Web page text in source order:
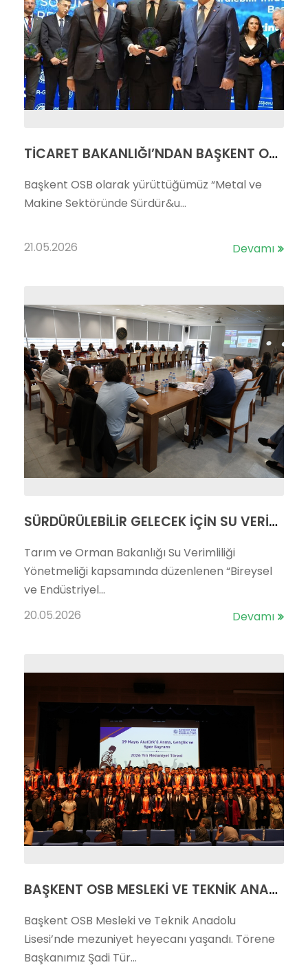
TİCARET BAKANLIĞI’NDAN BAŞKENT OSB’YE ÖDÜL
Başkent OSB olarak yürüttüğümüz “Metal ve
Makine Sektöründe Sürdür&u...
21.05.2026 Devamı
SÜRDÜRÜLEBİLİR GELECEK İÇİN SU VERİMLİLİĞİ EĞİTİMİ
Tarım ve Orman Bakanlığı Su Verimliliği
Yönetmeliği kapsamında düzenlenen “Bireysel
ve Endüstriyel...
20.05.2026
Devamı
BAŞKENT OSB MESLEKİ VE TEKNİK ANADOLU LİSESİ’NDE MEZUNİYET COŞKUSU
Başkent OSB Mesleki ve Teknik Anadolu
Lisesi’nde mezuniyet heyecanı yaşandı. Törene
Başkanımız Şadi Tür...